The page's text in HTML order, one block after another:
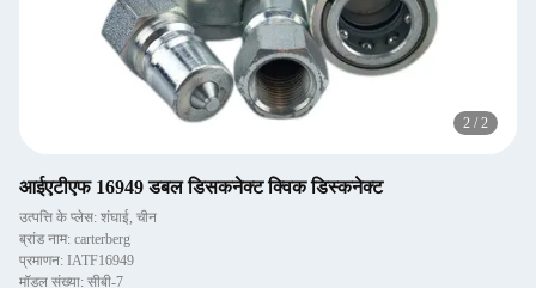
2 / 2
आईएटीएफ 16949 डबल डिसकनेक्ट क्विक डिस्कनेक्ट
उत्पत्ति के प्लेस: शंघाई, चीन
ब्रांड नाम: carterberg
प्रमाणन: IATF16949
मॉडल संख्या: सीबी-7